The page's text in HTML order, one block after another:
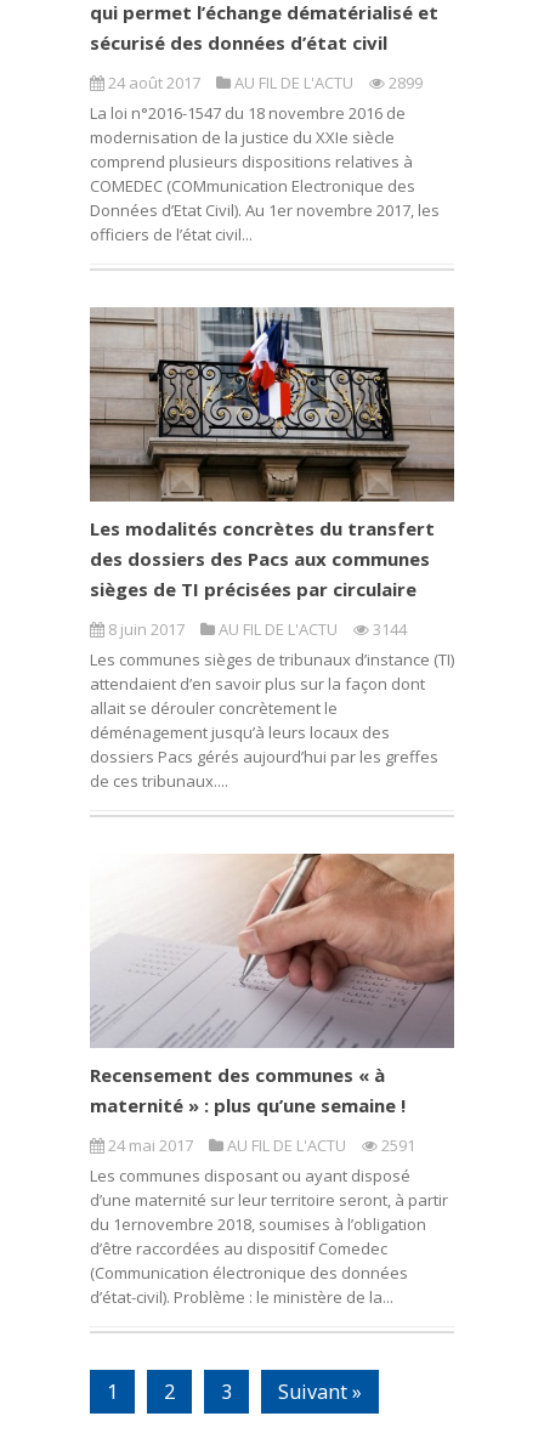
qui permet l’échange dématérialisé et
sécurisé des données d’état civil
24 août 2017 AU FIL DE L'ACTU
2899
La loi n°2016-1547 du 18 novembre 2016 de
modernisation de la justice du XXIe siècle
comprend plusieurs dispositions relatives à
COMEDEC (COMmunication Electronique des
Données d’Etat Civil). Au 1er novembre 2017, les
officiers de l’état civil...
Les modalités concrètes du transfert
des dossiers des Pacs aux communes
sièges de TI précisées par circulaire
8 juin 2017 AU FIL DE L'ACTU
3144
Les communes sièges de tribunaux d’instance (TI)
attendaient d’en savoir plus sur la façon dont
allait se dérouler concrètement le
déménagement jusqu’à leurs locaux des
dossiers Pacs gérés aujourd’hui par les greffes
de ces tribunaux....
Recensement des communes « à
maternité » : plus qu’une semaine !
24 mai 2017 AU FIL DE L'ACTU
2591
Les communes disposant ou ayant disposé
d’une maternité sur leur territoire seront, à partir
du 1ernovembre 2018, soumises à l’obligation
d’être raccordées au dispositif Comedec
(Communication électronique des données
d’état-civil). Problème : le ministère de la...
1 2 3 Suivant »